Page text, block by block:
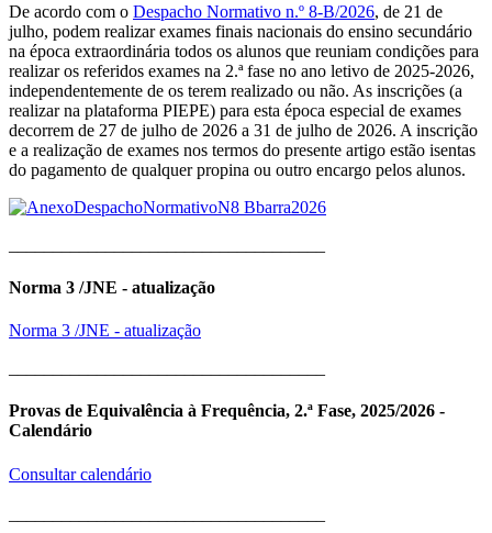
De acordo com o Despacho Normativo n.º 8-B/2026, de 21 de
julho, podem realizar exames finais nacionais do ensino secundário
na época extraordinária todos os alunos que reuniam condições para
realizar os referidos exames na 2.ª fase no ano letivo de 2025-2026,
independentemente de os terem realizado ou não. As inscrições (a
realizar na plataforma PIEPE) para esta época especial de exames
decorrem de 27 de julho de 2026 a 31 de julho de 2026. A inscrição
e a realização de exames nos termos do presente artigo estão isentas
do pagamento de qualquer propina ou outro encargo pelos alunos.
Norma 3 /JNE - atualização
Norma 3 /JNE - atualização
Provas de Equivalência à Frequência, 2.ª Fase, 2025/2026 -
Calendário
Consultar calendário